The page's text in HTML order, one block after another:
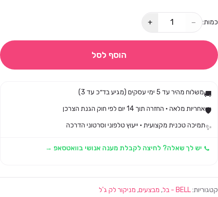
כמות: −
+
הוסף לסל
🚚משלוח מהיר עד 5 ימי עסקים (מגיע בד״כ עד 3)
🛡️אחריות מלאה · החזרה תוך 14 יום לפי חוק הגנת הצרכן
✨תמיכה טכנית מקצועית · ייעוץ טלפוני וסרטוני הדרכה
יש לך שאלה? לחיצה לקבלת מענה אנושי בוואטסאפ →
קטגוריות:BELL - בל , מבצעים, מניקור לק ג'ל